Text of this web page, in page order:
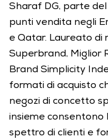
Sharaf DG, parte
punti vendita negli
e Qatar. Laureato di
Superbrand, Miglior
Brand Simplicity
formati di acquisto
negozi di concetto
insieme consentono
spettro di clienti e